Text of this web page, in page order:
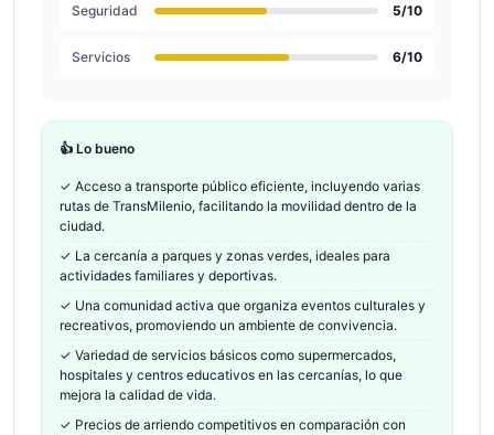
Seguridad 5/10
Servicios 6/10
👍 Lo bueno
✓ Acceso a transporte público eficiente, incluyendo varias
rutas de TransMilenio, facilitando la movilidad dentro de la
ciudad.
✓ La cercanía a parques y zonas verdes, ideales para
actividades familiares y deportivas.
✓ Una comunidad activa que organiza eventos culturales y
recreativos, promoviendo un ambiente de convivencia.
✓ Variedad de servicios básicos como supermercados,
hospitales y centros educativos en las cercanías, lo que
mejora la calidad de vida.
✓ Precios de arriendo competitivos en comparación con